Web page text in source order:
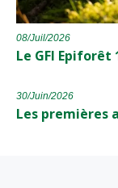
08/Juil/2026
Le GFI
30/Juin/2026
Les premières